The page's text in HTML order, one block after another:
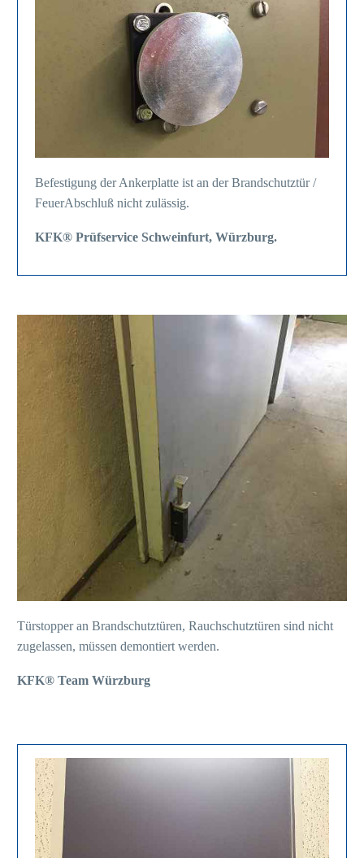
Befestigung der Ankerplatte ist an der Brandschutztür /
FeuerAbschluß nicht zulässig.
KFK® Prüfservice Schweinfurt, Würzburg.
Türstopper an Brandschutztüren, Rauchschutztüren sind nicht
zugelassen, müssen demontiert werden.
KFK® Team Würzburg